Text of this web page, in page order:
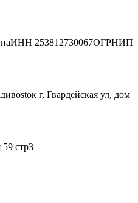
ИНН 253812730067ОГРНИП
г, Гвардейская ул, дом
59 стр3